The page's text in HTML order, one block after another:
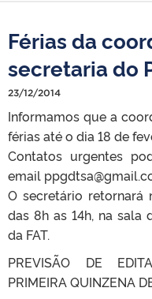
Férias da
secretaria do
23/12/2014
Informamos que a
férias até o dia 18 de
Contatos urgentes
email
O secretário retornará
das 8h as 14h, na sala
da FAT.
PREVISÃO DE
PRIMEIRA QUINZENA